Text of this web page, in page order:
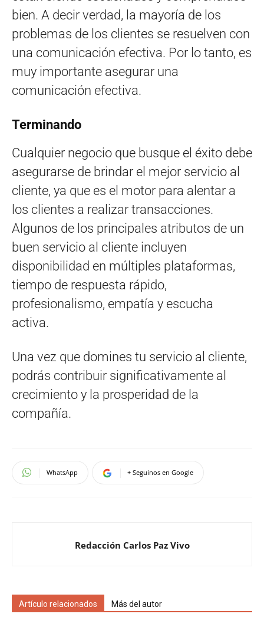
bien. A decir verdad, la mayoría de los
problemas de los clientes se resuelven con
una comunicación efectiva. Por lo tanto, es
muy importante asegurar una
comunicación efectiva.
Terminando
Cualquier negocio que busque el éxito debe
asegurarse de brindar el mejor servicio al
cliente, ya que es el motor para alentar a
los clientes a realizar transacciones.
Algunos de los principales atributos de un
buen servicio al cliente incluyen
disponibilidad en múltiples plataformas,
tiempo de respuesta rápido,
profesionalismo, empatía y escucha
activa.
Una vez que domines tu servicio al cliente,
podrás contribuir significativamente al
crecimiento y la prosperidad de la
compañía.
WhatsApp + Seguinos en Google
Redacción Carlos Paz Vivo
Artículo relacionados Más del autor